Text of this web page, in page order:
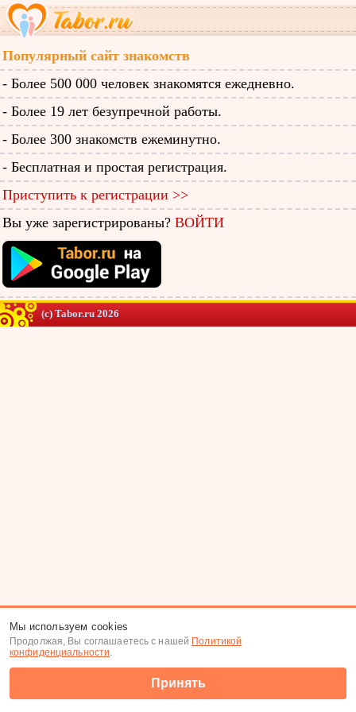
Популярный сайт знакомств
- Более 500 000 человек знакомятся ежедневно.
- Более 19 лет безупречной работы.
- Более 300 знакомств ежеминутно.
- Бесплатная и простая регистрация.
Приступить к регистрации >>
Вы уже зарегистрированы? ВОЙТИ
(c) Tabor.ru 2026
Мы используем cookies
Продолжая, Вы соглашаетесь с нашей Политикой
конфиденциальности.
Принять